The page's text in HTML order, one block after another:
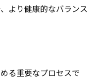
より健康的なバランス
る重要なプロセスで